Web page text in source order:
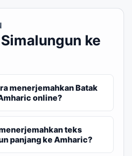
ke
menerjemahkan Batak
online?
teks
panjang ke Amharic?